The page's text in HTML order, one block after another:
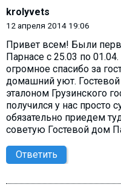
krolyvets
12 апреля 2014 19:06
Привет всем! Были
Парнасе с 25.03 по
огромное спасибо за
домашний уют.
эталоном Грузинского
получился у нас просто
обязательно приедем
советую Гостевой дом
Ответить